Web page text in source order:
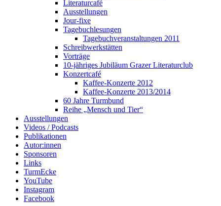
Literaturcafé
Ausstellungen
Jour-fixe
Tagebuchlesungen
Tagebuchveranstaltungen 2011
Schreibwerkstätten
Vorträge
10-jähriges Jubiläum Grazer Literaturclub
Konzertcafé
Kaffee-Konzerte 2012
Kaffee-Konzerte 2013/2014
60 Jahre Turmbund
Reihe „Mensch und Tier“
Ausstellungen
Videos / Podcasts
Publikationen
Autor:innen
Sponsoren
Links
TurmEcke
YouTube
Instagram
Facebook